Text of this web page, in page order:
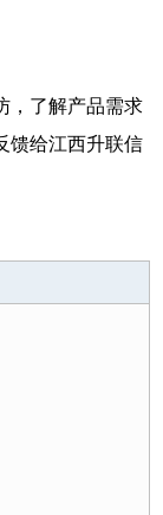
，了解产品需求
馈给江西升联信